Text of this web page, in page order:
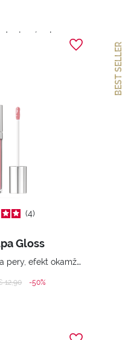
zásob.
4
Gloss
Ultra oslnivý lesk na pery, efekt okamžitého objemu
reduced from
12,90to -50%
BEST SELLER